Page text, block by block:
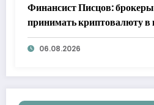
Финансист Писцов:
принимать криптовалюту в
обеспечения
06.08.2026